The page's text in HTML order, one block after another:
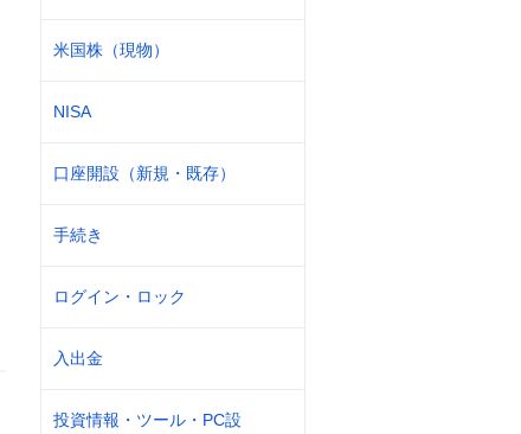
米国株（現物）
NISA
口座開設（新規・既存）
手続き
ログイン・ロック
入出金
投資情報・ツール・PC設